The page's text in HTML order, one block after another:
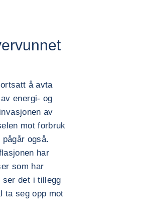
å avta
energi- og
av
mot forbruk
også.
har
som har
ser det i tillegg
ta seg opp mot